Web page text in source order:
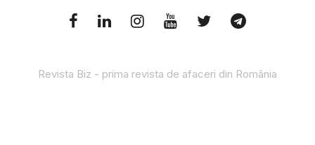
Revista Biz - prima revista de afaceri din România